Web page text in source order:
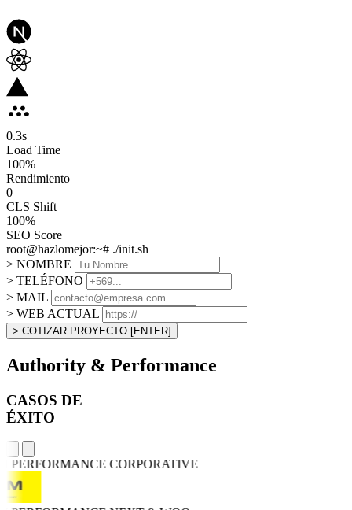
0.3s
Load Time
100%
Rendimiento
0
CLS Shift
100%
SEO Score
root@hazlomejor:~# ./init.sh
> NOMBRE
> TELÉFONO
> MAIL
> WEB ACTUAL
> COTIZAR PROYECTO [ENTER]
Authority & Performance
CASOS DE
ÉXITO
PERFORMANCECORPORATIVE